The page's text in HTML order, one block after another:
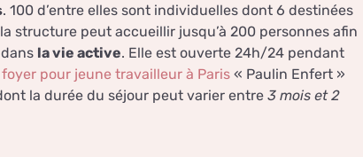
. 100 d’entre elles sont individuelles dont 6 destinées
structure peut accueillir jusqu’à 200 personnes afin
la vie active. Elle est ouverte 24h/24 pendant
foyer pour jeune travailleur à Paris « Paulin Enfert »
la durée du séjour peut varier entre 3 mois et 2